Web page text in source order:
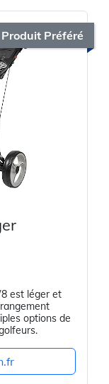
Produit Préféré
est léger et
options de